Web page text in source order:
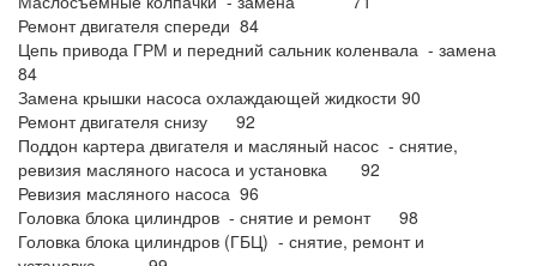
Ремонт двигателя спереди 84
Цепь привода ГРМ и передний сальник коленвала - замена
84
Замена крышки насоса охлаждающей жидкости 90
Ремонт двигателя снизу 92
Поддон картера двигателя и масляный насос - снятие,
ревизия масляного насоса и установка 92
Ревизия масляного насоса 96
Головка блока цилиндров - снятие и ремонт 98
Головка блока цилиндров (ГБЦ) - снятие, ремонт и